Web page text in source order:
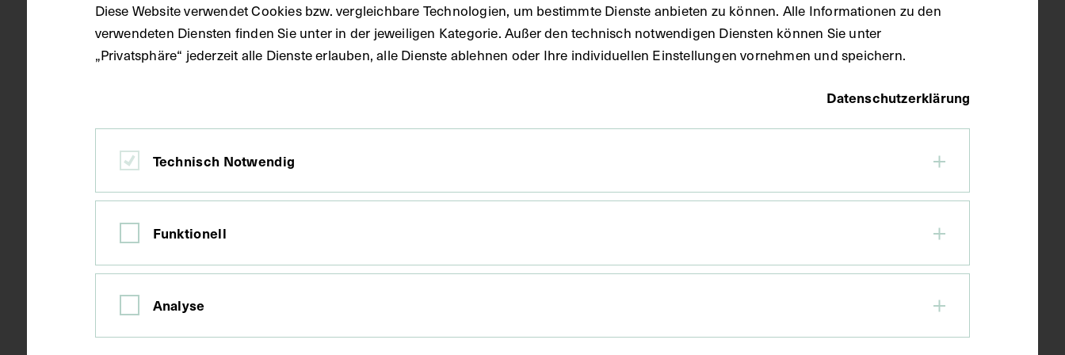
Datierung um 1930
Material Papier
Diese Website verwendet Cookies bzw. vergleichbare Technologien, um bestimmte Dienste anbieten zu können. Alle Informationen zu den
verwendeten Diensten finden Sie unter in der jeweiligen Kategorie. Außer den technisch notwendigen Diensten können Sie unter
„Privatsphäre“ jederzeit alle Dienste erlauben, alle Dienste ablehnen oder Ihre individuellen Einstellungen vornehmen und speichern.
Datenschutzerklärung
Technisch Notwendig
Funktionell
Analyse